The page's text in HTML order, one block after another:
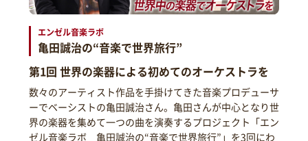
エンゼル音楽ラボ
亀田誠治の“音楽で世界旅行”
第1回 世界の楽器による初めてのオーケストラを
数々のアーティスト作品を手掛けてきた音楽プロデューサ
ーでベーシストの亀田誠治さん。亀田さんが中心となり世
界の楽器を集めて一つの曲を演奏するプロジェクト「エン
ゼル音楽ラボ 亀田誠治の“音楽で世界旅行”」を3回にわ